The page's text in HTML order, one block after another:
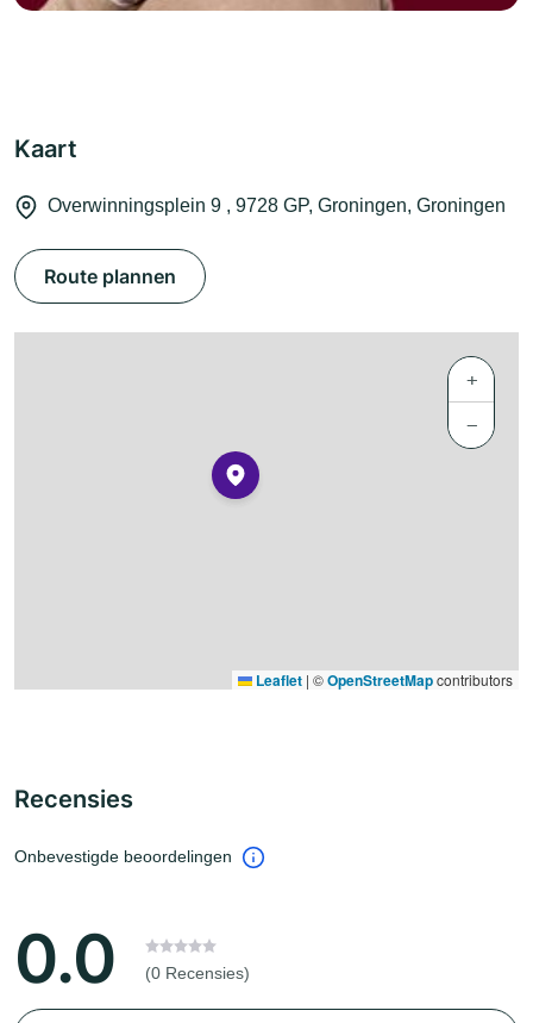
Kaart
Overwinningsplein 9 , 9728 GP, Groningen, Groningen
Route plannen
+
−
Leaflet | ©OpenStreetMapcontributors
Recensies
Onbevestigde beoordelingen
0.0 (0 Recensies)